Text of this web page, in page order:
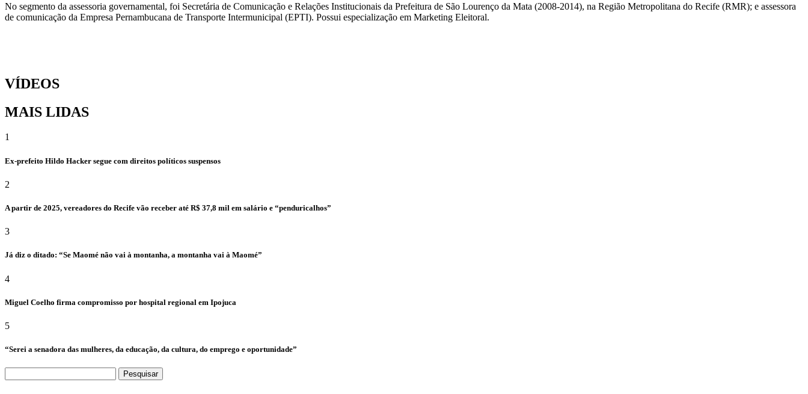
No segmento da assessoria governamental, foi Secretária de Comunicação e Relações Institucionais da Prefeitura de São Lourenço da Mata (2008-2014), na Região Metropolitana do Recife (RMR); e assessora
de comunicação da Empresa Pernambucana de Transporte Intermunicipal (EPTI). Possui especialização em Marketing Eleitoral.
VÍDEOS
MAIS LIDAS
1
Ex-prefeito Hildo Hacker segue com direitos políticos suspensos
2
A partir de 2025, vereadores do Recife vão receber até R$ 37,8 mil em salário e “penduricalhos”
3
Já diz o ditado: “Se Maomé não vai à montanha, a montanha vai à Maomé”
4
Miguel Coelho firma compromisso por hospital regional em Ipojuca
5
“Serei a senadora das mulheres, da educação, da cultura, do emprego e oportunidade”
Pesquisar